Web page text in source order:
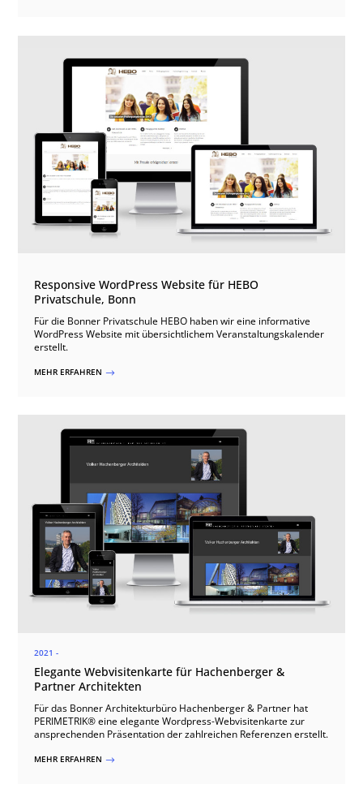
Responsive WordPress Website für HEBO
Privatschule, Bonn
Für die Bonner Privatschule HEBO haben wir eine informative
WordPress Website mit übersichtlichem Veranstaltungskalender
erstellt.
MEHR ERFAHREN $
2021 -
Elegante Webvisitenkarte für Hachenberger &
Partner Architekten
Für das Bonner Architekturbüro Hachenberger & Partner hat
PERIMETRIK® eine elegante Wordpress-Webvisitenkarte zur
ansprechenden Präsentation der zahlreichen Referenzen erstellt.
MEHR ERFAHREN $